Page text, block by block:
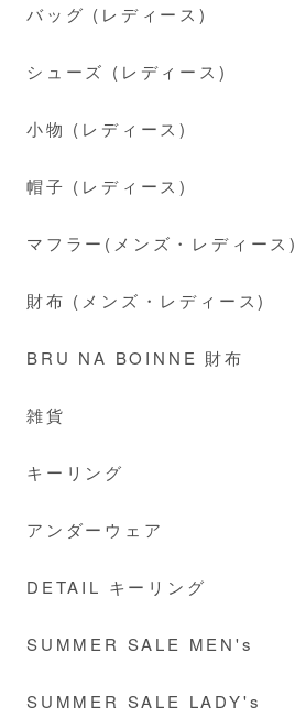
バッグ (レディース)
シューズ (レディース)
小物 (レディース)
帽子 (レディース)
マフラー(メンズ・レディース)
財布 (メンズ・レディース)
BRU NA BOINNE 財布
雑貨
キーリング
アンダーウェア
DETAIL キーリング
SUMMER SALE MEN's
SUMMER SALE LADY's